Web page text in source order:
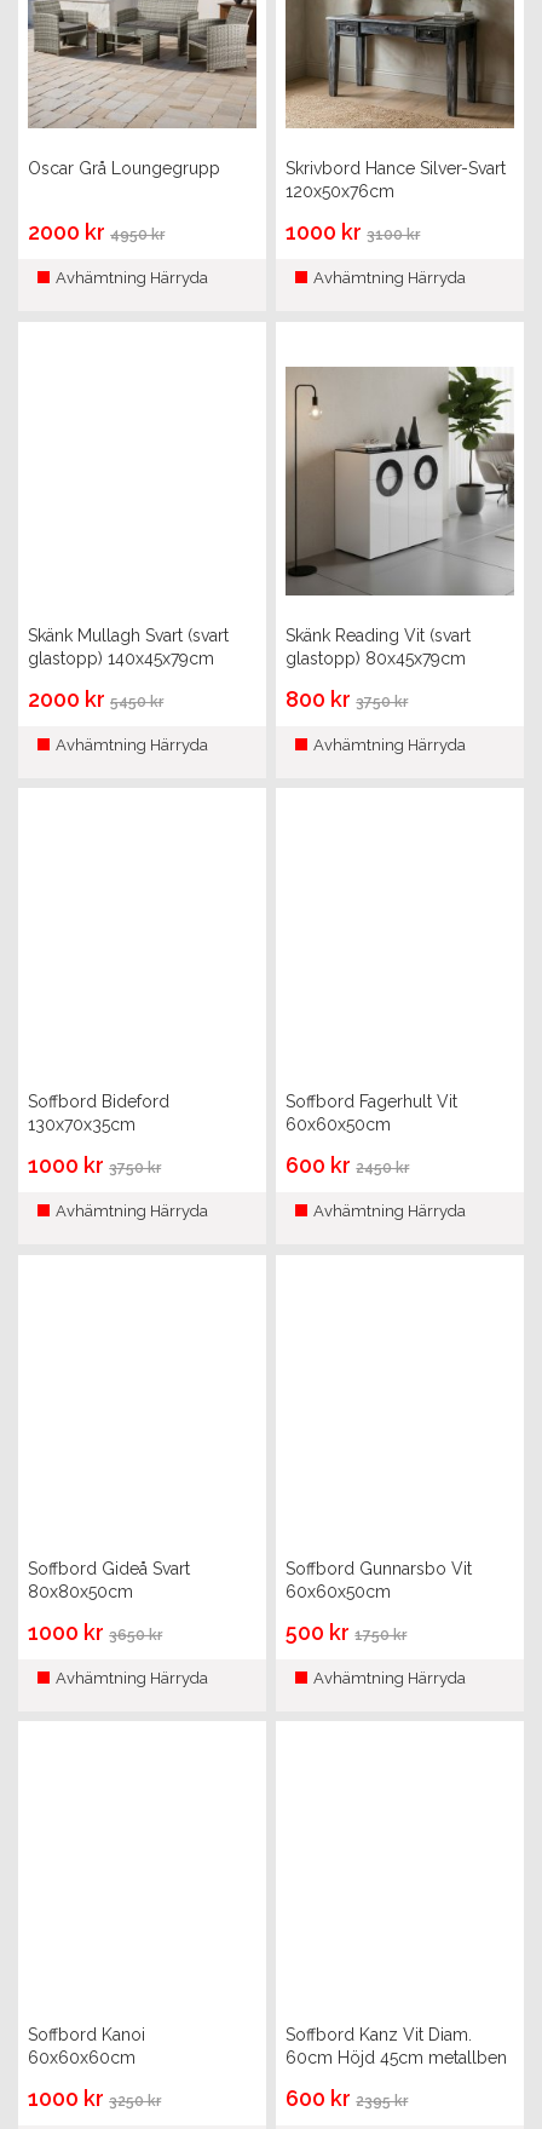
Oscar Grå Loungegrupp
2000 kr4950 kr
Avhämtning Härryda
Skrivbord Hance Silver-Svart
120x50x76cm
1000 kr3100 kr
Avhämtning Härryda
Skänk Mullagh Svart (svart
glastopp) 140x45x79cm
2000 kr5450 kr
Avhämtning Härryda
Skänk Reading Vit (svart
glastopp) 80x45x79cm
800 kr3750 kr
Avhämtning Härryda
Soffbord Bideford
130x70x35cm
1000 kr3750 kr
Avhämtning Härryda
Soffbord Fagerhult Vit
60x60x50cm
600 kr2450 kr
Avhämtning Härryda
Soffbord Gideå Svart
80x80x50cm
1000 kr3650 kr
Avhämtning Härryda
Soffbord Gunnarsbo Vit
60x60x50cm
500 kr1750 kr
Avhämtning Härryda
Soffbord Kanoi
60x60x60cm
1000 kr3250 kr
Soffbord Kanz Vit Diam.
60cm Höjd 45cm metallben
600 kr2395 kr